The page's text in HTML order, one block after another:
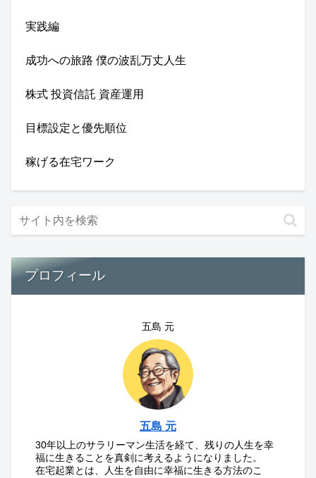
実践編
成功への旅路 僕の波乱万丈人生
株式 投資信託 資産運用
目標設定と優先順位
稼げる在宅ワーク
プロフィール
五島 元
五島 元
30年以上のサラリーマン生活を経て、残りの人生を幸
福に生きることを真剣に考えるようになりました。
在宅起業とは、人生を自由に幸福に生きる方法のこ